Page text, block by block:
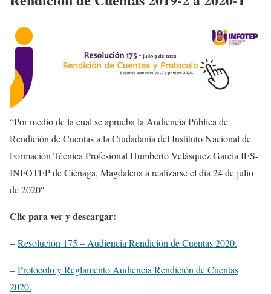
“Por medio de la cual se aprueba la Audiencia Pública de
Rendición de Cuentas a la Ciudadanía del Instituto Nacional de
Formación Técnica Profesional Humberto Velásquez García IES-
INFOTEP de Ciénaga, Magdalena a realizarse el día 24 de julio
de 2020″
Clic para ver y descargar:
– Resolución 175 – Audiencia Rendición de Cuentas 2020.
– Protocolo y Reglamento Audiencia Rendición de Cuentas
2020.